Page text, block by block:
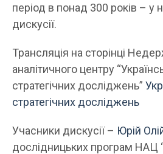
період в понад 300 років – у
дискусії.
Трансляція на сторінці
аналітичного центру
стратегічних досліджень”
стратегічних досліджень
Учасники дискусії – Юрій
дослідницьких програм НАЦ